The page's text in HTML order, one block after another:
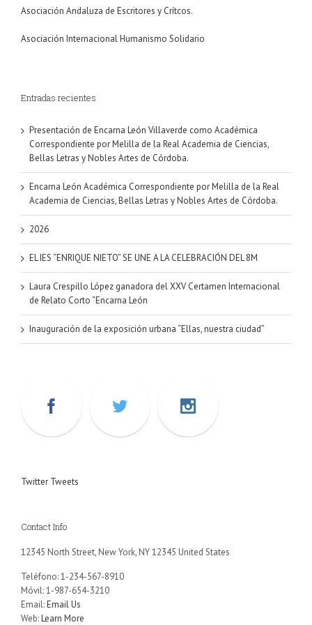
Asociación Andaluza de Escritores y Crítcos.
Asociación Internacional Humanismo Solidario
Entradas recientes
Presentación de Encarna León Villaverde como Académica
Correspondiente por Melilla de la Real Academia de Ciencias,
Bellas Letras y Nobles Artes de Córdoba.
Encarna León Académica Correspondiente por Melilla de la Real
Academia de Ciencias, Bellas Letras y Nobles Artes de Córdoba.
2026
EL IES “ENRIQUE NIETO” SE UNE A LA CELEBRACIÓN DEL 8M
Laura Crespillo López ganadora del XXV Certamen Internacional
de Relato Corto “Encarna León
Inauguración de la exposición urbana “Ellas, nuestra ciudad”
Twitter Tweets
Contact Info
12345 North Street, New York, NY 12345 United States
Teléfono: 1-234-567-8910
Móvil: 1-987-654-3210
Email:Email Us
Web:Learn More